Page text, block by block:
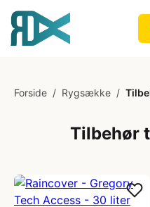
Forside / Rygsække /
Tilbehør